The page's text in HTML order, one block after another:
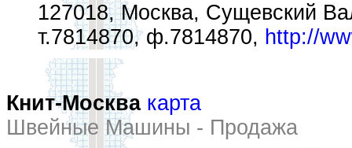
127018, Москва, Сущевский
т.7814870, ф.7814870, http://
Книт-Москва карта
Швейные Машины - Продажа